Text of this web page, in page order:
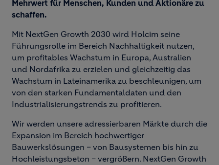
Mehrwert für Menschen, Kunden und Aktionäre zu
schaffen.
Mit NextGen Growth 2030 wird Holcim seine
Führungsrolle im Bereich Nachhaltigkeit nutzen,
um profitables Wachstum in Europa, Australien
und Nordafrika zu erzielen und gleichzeitig das
Wachstum in Lateinamerika zu beschleunigen, um
von den starken Fundamentaldaten und den
Industrialisierungstrends zu profitieren.
Wir werden unsere adressierbaren Märkte durch die
Expansion im Bereich hochwertiger
Bauwerkslösungen – von Bausystemen bis hin zu
Hochleistungsbeton – vergrößern. NextGen Growth